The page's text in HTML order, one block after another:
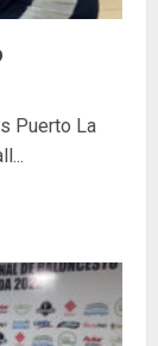
Puerto La